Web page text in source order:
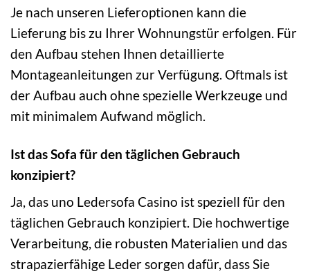
Je nach unseren Lieferoptionen kann die
Lieferung bis zu Ihrer Wohnungstür erfolgen. Für
den Aufbau stehen Ihnen detaillierte
Montageanleitungen zur Verfügung. Oftmals ist
der Aufbau auch ohne spezielle Werkzeuge und
mit minimalem Aufwand möglich.
Ist das Sofa für den täglichen Gebrauch
konzipiert?
Ja, das uno Ledersofa Casino ist speziell für den
täglichen Gebrauch konzipiert. Die hochwertige
Verarbeitung, die robusten Materialien und das
strapazierfähige Leder sorgen dafür, dass Sie